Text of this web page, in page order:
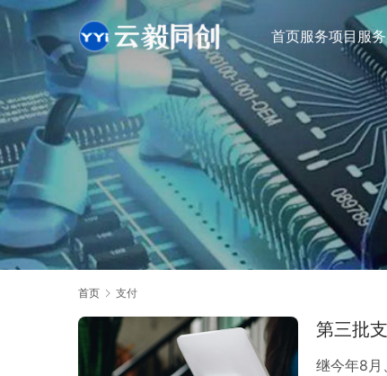
首页服务项目 服
首页 支付
第三批
继今年8月